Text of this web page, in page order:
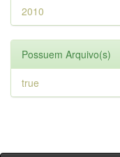
2010
Possuem Arquivo(s)
true